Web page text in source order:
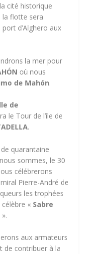
cité historique
la flotte sera
d’Alghero aux
la mer pour
où nous
de Mahón.
de
le Tour de l’île de
.
quarantaine
sommes, le 30
célébrerons
Pierre-André de
les trophées
célèbre « Sabre
».
aux armateurs
de contribuer à la